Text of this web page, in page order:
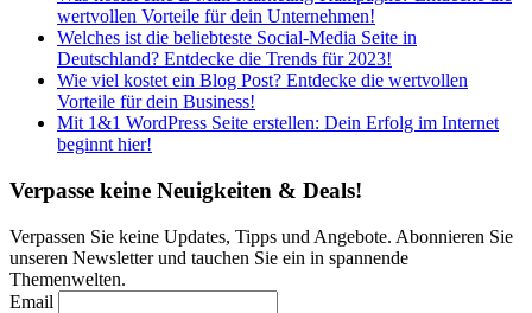
wertvollen Vorteile für dein Unternehmen!
Welches ist die beliebteste Social-Media Seite in
Deutschland? Entdecke die Trends für 2023!
Wie viel kostet ein Blog Post? Entdecke die wertvollen
Vorteile für dein Business!
Mit 1&1 WordPress Seite erstellen: Dein Erfolg im Internet
beginnt hier!
Verpasse keine Neuigkeiten & Deals!
Verpassen Sie keine Updates, Tipps und Angebote. Abonnieren Sie
unseren Newsletter und tauchen Sie ein in spannende
Themenwelten.
Email